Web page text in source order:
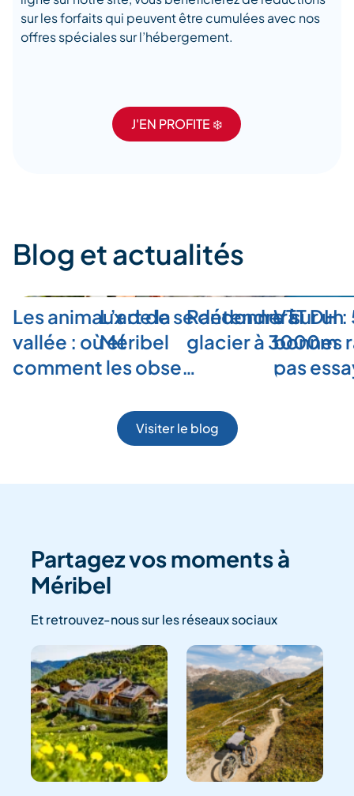
sur les forfaits qui peuvent être cumulées avec nos
offres spéciales sur l’hébergement.
J'EN PROFITE ❄️
Blog et actualités
Les animaux de la
vallée : où et
comment les obse…
L’art de se détendre à
Méribel
Randonner sur un
glacier à 3000m
VTT DH
bonnes
pas
Visiter le blog
Partagez vos moments à
Méribel
Et retrouvez-nous sur les réseaux sociaux